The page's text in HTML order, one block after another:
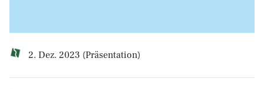
2. Dez. 2023 (Präsentation)